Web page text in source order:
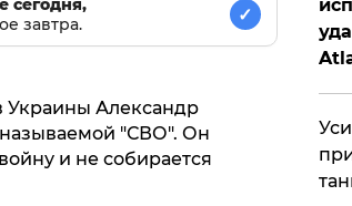
сегодня,
завтра.
✓
Украины Александр
называемой "СВО". Он
и не собирается